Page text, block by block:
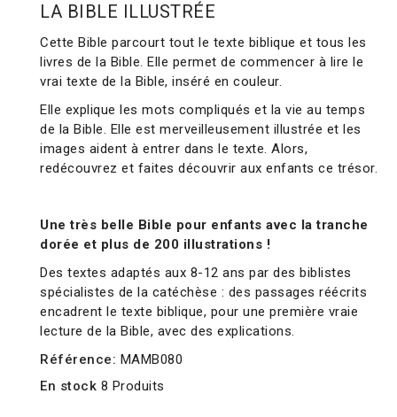
LA BIBLE ILLUSTRÉE
Cette Bible parcourt tout le texte biblique et tous les
livres de la Bible. Elle permet de commencer à lire le
vrai texte de la Bible, inséré en couleur.
Elle explique les mots compliqués et la vie au temps
de la Bible. Elle est merveilleusement illustrée et les
images aident à entrer dans le texte. Alors,
redécouvrez et faites découvrir aux enfants ce trésor.
Une très belle Bible pour enfants avec la tranche
dorée et plus de 200 illustrations !
Des textes adaptés aux 8-12 ans par des biblistes
spécialistes de la catéchèse : des passages réécrits
encadrent le texte biblique, pour une première vraie
lecture de la Bible, avec des explications.
Référence: MAMB080
En stock 8 Produits